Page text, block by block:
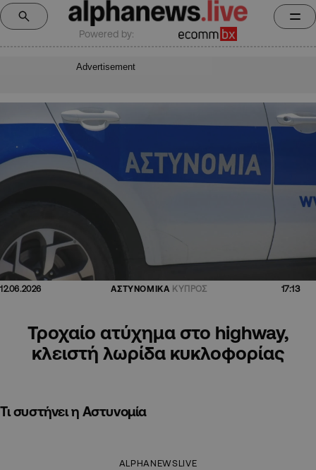
Powered by:
Advertisement
12.06.2026 ΑΣΤΥΝΟΜΙΚΑ ΚΥΠΡΟΣ 17:13
Τροχαίο ατύχημα στο highway,
κλειστή λωρίδα κυκλοφορίας
Τι συστήνει η Αστυνομία
ALPHANEWSLIVE